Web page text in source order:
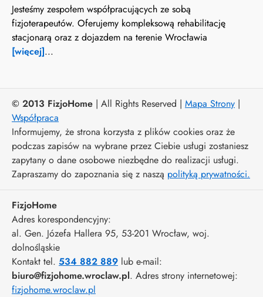
Jesteśmy zespołem współpracujących ze sobą
fizjoterapeutów. Oferujemy kompleksową rehabilitację
stacjonarą oraz z dojazdem na terenie Wrocławia
[więcej]...
© 2013 FizjoHome | All Rights Reserved | Mapa Strony |
Współpraca
Informujemy, że strona korzysta z plików cookies oraz że
podczas zapisów na wybrane przez Ciebie usługi zostaniesz
zapytany o dane osobowe niezbędne do realizacji usługi.
Zapraszamy do zapoznania się z naszą polityką prywatności.
FizjoHome
Adres korespondencyjny:
al. Gen. Józefa Hallera 95, 53-201 Wrocław, woj.
dolnośląskie
Kontakt tel. 534 882 889 lub e-mail:
biuro@fizjohome.wroclaw.pl. Adres strony internetowej:
fizjohome.wroclaw.pl